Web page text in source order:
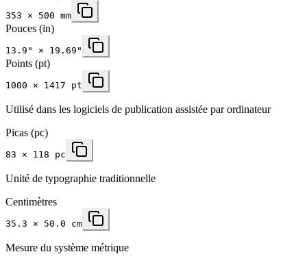
353 × 500 mm
Pouces (in)
13.9 " × 19.69 "
Points (pt)
1000 × 1417 pt
Utilisé dans les logiciels de publication assistée par ordinateur
Picas (pc)
83 × 118 pc
Unité de typographie traditionnelle
Centimètres
35.3 × 50.0 cm
Mesure du système métrique